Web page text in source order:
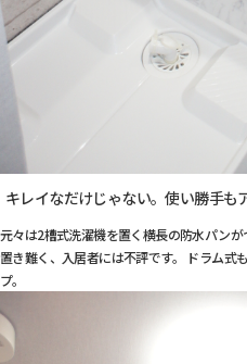
キレイなだけじゃない。使い勝手も
元々は2槽式洗濯機を置く横長の防水パン
置き難く、入居者には不評です。 ドラム式
プ。